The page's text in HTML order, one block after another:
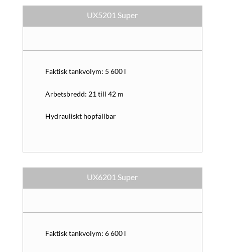
UX5201 Super
Faktisk tankvolym: 5 600 l
Arbetsbredd: 21 till 42 m
Hydrauliskt hopfällbar
UX6201 Super
Faktisk tankvolym: 6 600 l